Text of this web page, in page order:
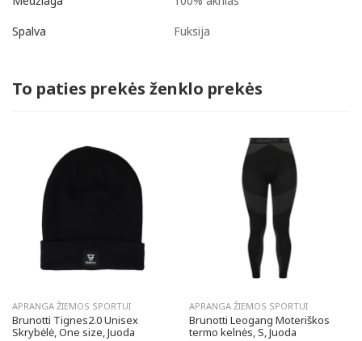
Spalva Fuksija
To paties prekės ženklo prekės
APRANGA ŽIEMOS SPORTUI
Brunotti Tignes2.0 Unisex
Skrybėlė, One size, Juoda
APRANGA ŽIEMOS SPORTUI
Brunotti Leogang Moteriškos
termo kelnės, S, Juoda